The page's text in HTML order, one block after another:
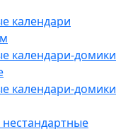
календари
календари-домики
календари-домики